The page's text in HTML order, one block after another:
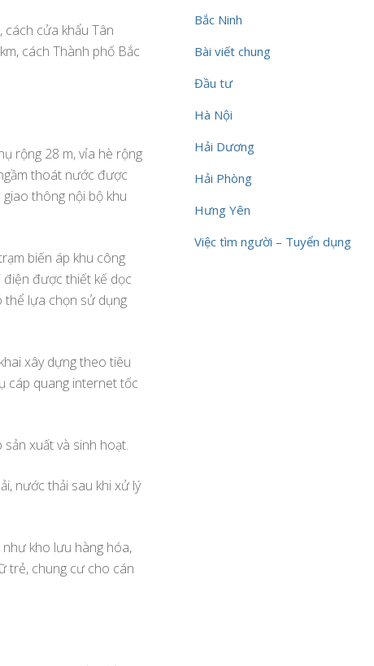
cách cửa khẩu Tân
cách Thành phố Bắc
rộng 28 m, vỉa hè rộng
thoát nước được
thông nội bộ khu
biến áp khu công
được thiết kế dọc
thể lựa chọn sử dụng
xây dựng theo tiêu
cáp quang internet tốc
xuất và sinh hoạt.
nước thải sau khi xử lý
kho lưu hàng hóa,
trẻ, chung cư cho cán
Bắc Ninh
Bài viết chung
Đầu tư
Hà Nội
Hải Dương
Hải Phòng
Hưng Yên
Việc tìm người – Tuyển dụng